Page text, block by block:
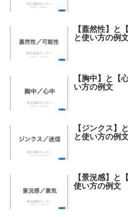
【蓋然性】と
と使い方の例
【胸中】と【
い方の例文
【ジンクス】
と使い方の例
【景況感】と
使い方の例文